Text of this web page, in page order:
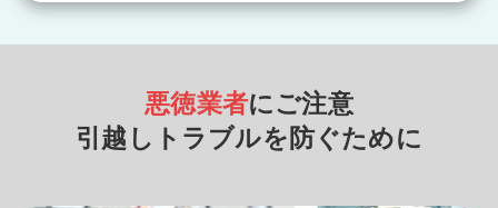
悪徳業者にご注意
引越しトラブルを防ぐために